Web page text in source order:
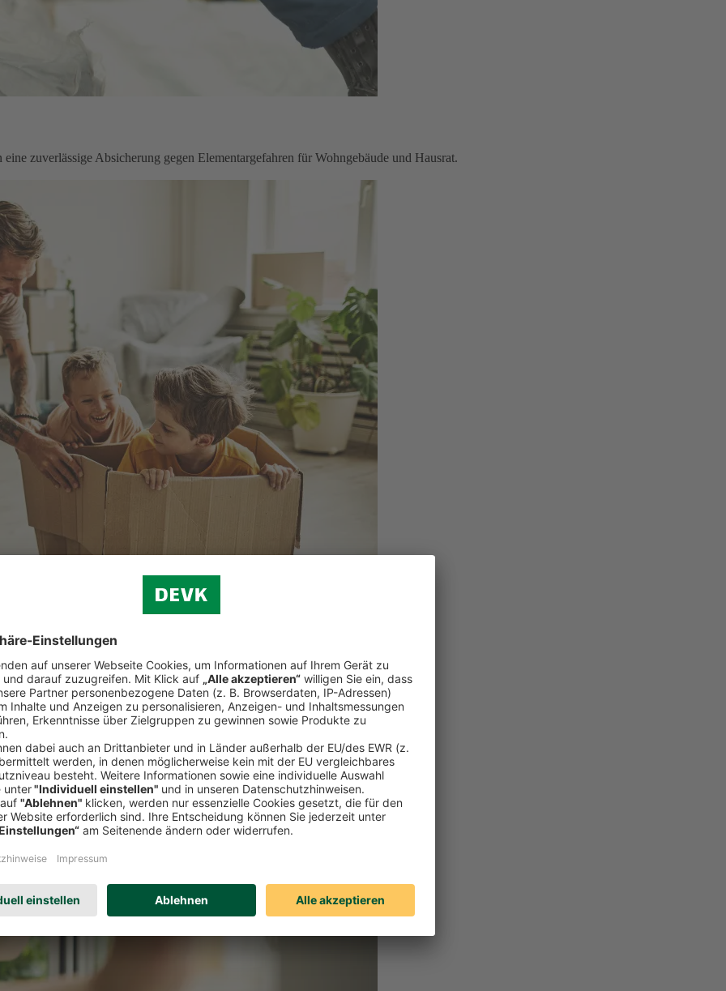
zuverlässige Absicherung gegen Elementargefahren für Wohngebäude und Hausrat.
Folgen wasser- oder auch brandbedingter Schäden.